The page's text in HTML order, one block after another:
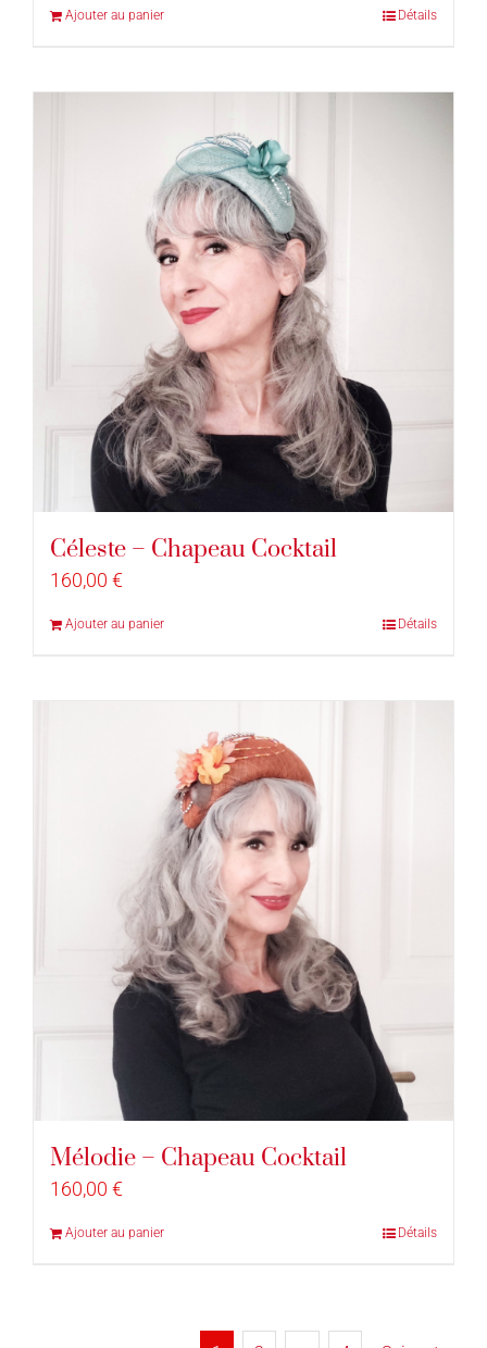
Ajouter au panier Détails
Céleste – Chapeau Cocktail
160,00 €
Ajouter au panier Détails
Mélodie – Chapeau Cocktail
160,00 €
Ajouter au panier Détails